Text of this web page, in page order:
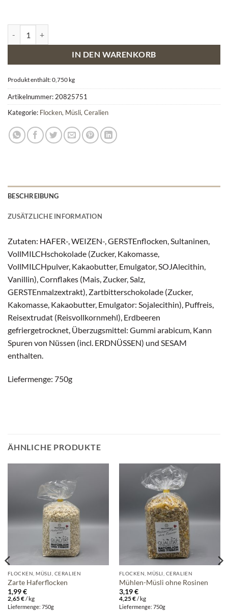
IN DEN WARENKORB
Produkt enthält: 0,750 kg
Artikelnummer: 20825751
Kategorie: Flocken, Müsli, Ceralien
BESCHREIBUNG
ZUSÄTZLICHE INFORMATION
Zutaten: HAFER-, WEIZEN-, GERSTEnflocken, Sultaninen,
VollMILCHschokolade (Zucker, Kakomasse,
VollMILCHpulver, Kakaobutter, Emulgator, SOJAlecithin,
Vanillin), Cornflakes (Mais, Zucker, Salz,
GERSTEnmalzextrakt), Zartbitterschokolade (Zucker,
Kakomasse, Kakaobutter, Emulgator: Sojalecithin), Puffreis,
Reisextrudat (Reisvollkornmehl), Erdbeeren
gefriergetrocknet, Überzugsmittel: Gummi arabicum, Kann
Spuren von Nüssen (incl. ERDNÜSSEN) und SESAM
enthalten.
Liefermenge: 750g
ÄHNLICHE PRODUKTE
FLOCKEN, MÜSLI, CERALIEN
Zarte Haferflocken
1,99€
2,65€/kg
Liefermenge: 750g
FLOCKEN, MÜSLI, CERALIEN
Mühlen-Müsli ohne Rosinen
3,19€
4,25€/kg
Liefermenge: 750g